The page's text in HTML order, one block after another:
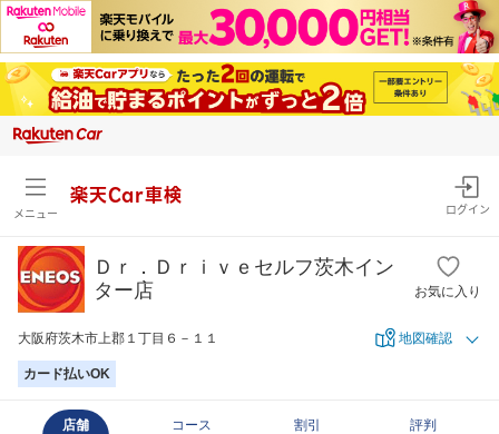
メニュー
楽天Car車検
ログイン
Ｄｒ．Ｄｒｉｖｅセルフ茨木イン
ター店
お気に入り
大阪府茨木市上郡１丁目６－１１ 地図確認
カード払いOK
店舗
コース
割引
評判